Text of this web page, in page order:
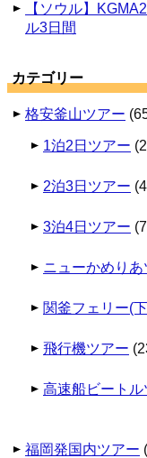
【ソウル】
ル3日間
カテゴリー
格安釜山ツアー
1泊2日ツアー
2泊3日ツアー
3泊4日ツアー
ニューかめりあ
関釜フェリー(
飛行機ツアー
高速船ビートル
福岡発国内ツアー